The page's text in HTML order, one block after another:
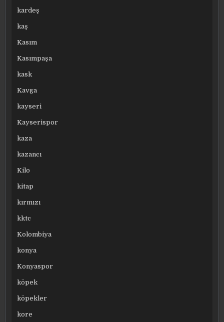
kardeş
kaş
Kasım
Kasımpaşa
kask
Kavga
kayseri
Kayserispor
kaza
kazancı
Kilo
kitap
kırmızı
kktc
Kolombiya
konya
Konyaspor
köpek
köpekler
kore